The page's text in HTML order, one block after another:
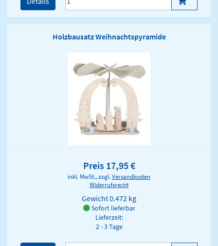
Holzbausatz Weihnachtspyramide
Preis 17,95 €
inkl. MwSt., zzgl.Versandkosten
Widerrufsrecht
Gewicht0.472 kg
Sofort lieferbar
Lieferzeit:
2 - 3 Tage